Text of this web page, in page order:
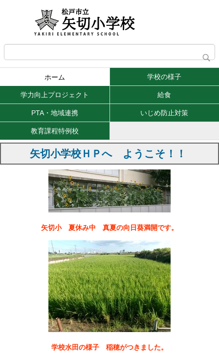
ホーム 学校の様子
学力向上プロジェクト 給食
PTA・地域連携 いじめ防止対策
教育課程特例校
矢切小学校ＨＰへ ようこそ！！
矢切小 夏休み中 真夏の向日葵満開です。
学校水田の様子 稲穂がつきました。